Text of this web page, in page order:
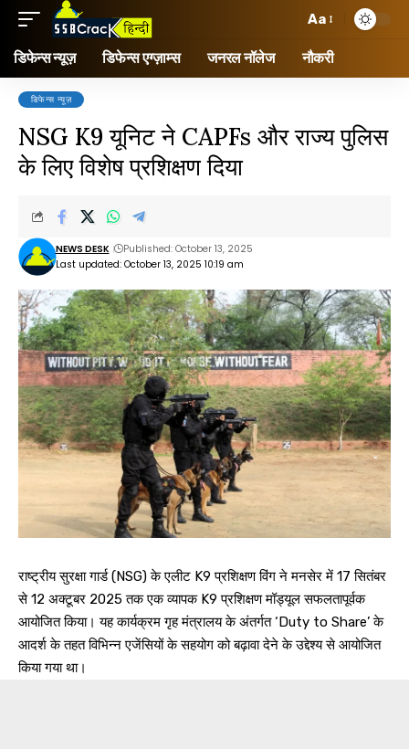
Aa
डिफेन्स न्यूज़ डिफेन्स एग्ज़ाम्स जनरल नॉलेज नौकरी
डिफेन्स न्यूज़
NSG K9 यूनिट ने CAPFs और राज्य पुलिस
के लिए विशेष प्रशिक्षण दिया
Last updated: October 13, 2025 10:19 am
NEWS DESK Published: October 13, 2025
राष्ट्रीय सुरक्षा गार्ड (NSG) के एलीट K9 प्रशिक्षण विंग ने मनसेर में 17 सितंबर
से 12 अक्टूबर 2025 तक एक व्यापक K9 प्रशिक्षण मॉड्यूल सफलतापूर्वक
आयोजित किया। यह कार्यक्रम गृह मंत्रालय के अंतर्गत ‘Duty to Share’ के
आदर्श के तहत विभिन्न एजेंसियों के सहयोग को बढ़ावा देने के उद्देश्य से आयोजित
किया गया था।